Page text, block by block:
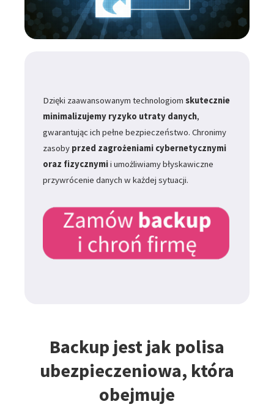
Dzięki zaawansowanym technologiom skutecznie
minimalizujemy ryzyko utraty danych,
gwarantując ich pełne bezpieczeństwo. Chronimy
zasoby przed zagrożeniami cybernetycznymi
oraz fizycznymii umożliwiamy błyskawiczne
przywrócenie danych w każdej sytuacji.
Backup jest jak polisa
ubezpieczeniowa, która
obejmuje